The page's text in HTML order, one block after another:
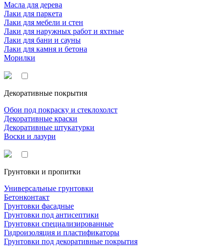
Масла для дерева
Лаки для паркета
Лаки для мебели и стен
Лаки для наружных работ и яхтные
Лаки для бани и сауны
Лаки для камня и бетона
Морилки
Декоративные покрытия
Обои под покраску и стеклохолст
Декоративные краски
Декоративные штукатурки
Воски и лазури
Грунтовки и пропитки
Универсальные грунтовки
Бетонконтакт
Грунтовки фасадные
Грунтовки под антисептики
Грунтовки специализированные
Гидроизоляция и пластификаторы
Грунтовки под декоративные покрытия